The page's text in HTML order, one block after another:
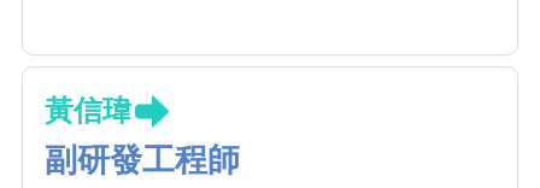
黃信瑋
副研發工程師